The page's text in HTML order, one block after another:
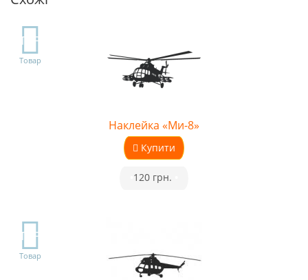
TOP
Товар
Наклейка «Ми-8»
Купити
120 грн.
TOP
Товар